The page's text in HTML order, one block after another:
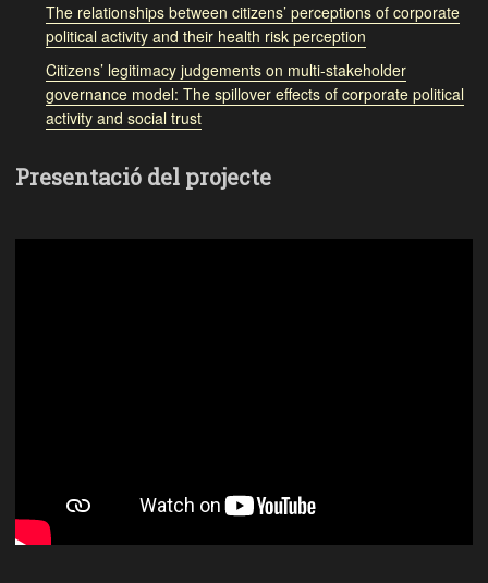
The relationships between citizens’ perceptions of corporate
political activity and their health risk perception
Citizens’ legitimacy judgements on multi-stakeholder
governance model: The spillover effects of corporate political
activity and social trust
Presentació del projecte